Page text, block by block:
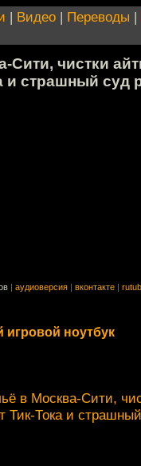
| Видео | Переводы |
Сити, чистки
и страшный суд
аудиоверсия вконтакте
ноутбук
в Москва-Сити,
Тик-Тока и